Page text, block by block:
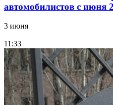
автомобилистов с июня
3 июня
11:33